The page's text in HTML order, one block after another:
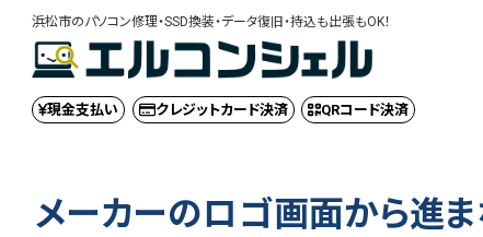
浜松市のパソコン修理・SSD換装・データ復旧・持込も出張もOK！
現金支払い クレジットカード決済 QRコード決済
メーカーのロゴ画面から進ま